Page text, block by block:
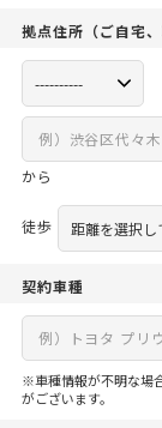
拠点住所 （ご自宅、
から
徒歩
契約車種
※車種情報が不明な場
がございます。